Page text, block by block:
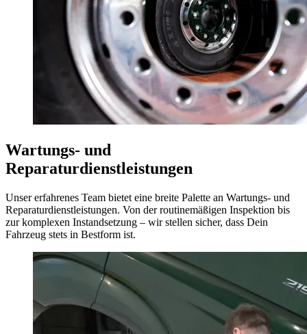
Wartungs- und
Reparaturdienstleistungen
Unser erfahrenes Team bietet eine breite Palette an Wartungs- und
Reparaturdienstleistungen. Von der routinemäßigen Inspektion bis
zur komplexen Instandsetzung – wir stellen sicher, dass Dein
Fahrzeug stets in Bestform ist.